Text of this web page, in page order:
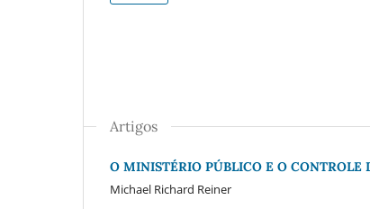
Artigos
O MINISTÉRIO PÚBLICO E O CONTROLE
Michael Richard Reiner